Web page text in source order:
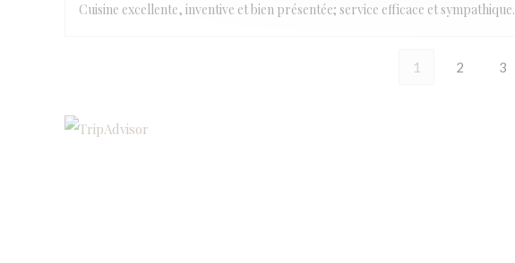
Cuisine excellente, inventive et bien présentée; service efficace et sympathique.
1 2 3